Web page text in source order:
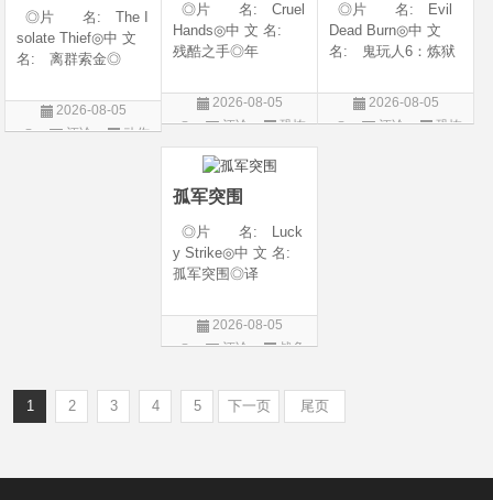
◎片 名: Cruel
Hands◎中 文 名:
残酷之手◎年
地: 澳大利亚◎
类 别: 惊悚 / 恐
语◎上映日期: 202
6-07-24(澳大利亚)
2026-08-05
评论
恐怖
片
◎片 名: Evil
Dead Burn◎中 文
名: 鬼玩人6：炼狱
焚场(台) / 鬼玩人6：
燃烧 / 鬼玩人崛起衍
2026-08-05
评论
恐怖
◎片 名: The I
solate Thief◎中 文
名: 离群索金◎
产 地: 美国◎
类 别: 西部◎
2026-08-05
评论
动作
孤军突围
◎片 名: Luck
y Strike◎中 文 名:
孤军突围◎译
年 代: 2026◎
产 地: 美国◎
英语◎上映日
2026-08-05
评论
战争
1 2 3 4 5 下一页 尾页